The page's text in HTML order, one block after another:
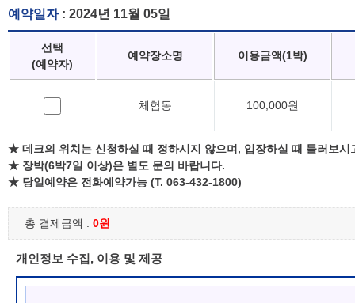
예약일자: 2024년 11월 05일
선택
(예약자)
예약장소명 이용금액(1박)
체험동 100,000원
★ 데크의 위치는 신청하실 때 정하시지 않으며, 입장하실 때 둘러보시
★ 장박(6박7일 이상)은 별도 문의 바랍니다.
★ 당일예약은 전화예약가능 (T. 063-432-1800)
총 결제금액 : 0원
개인정보 수집, 이용 및 제공